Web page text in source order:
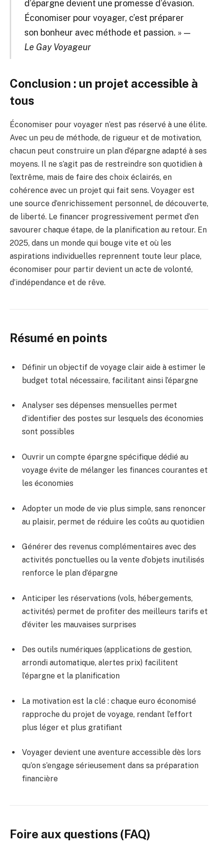
d’épargne devient une promesse d’évasion.
Économiser pour voyager, c’est préparer
son bonheur avec méthode et passion. » —
Le Gay Voyageur
Conclusion : un projet accessible à
tous
Économiser pour voyager n’est pas réservé à une élite.
Avec un peu de méthode, de rigueur et de motivation,
chacun peut construire un plan d’épargne adapté à ses
moyens. Il ne s’agit pas de restreindre son quotidien à
l’extrême, mais de faire des choix éclairés, en
cohérence avec un projet qui fait sens. Voyager est
une source d’enrichissement personnel, de découverte,
de liberté. Le financer progressivement permet d’en
savourer chaque étape, de la planification au retour. En
2025, dans un monde qui bouge vite et où les
aspirations individuelles reprennent toute leur place,
économiser pour partir devient un acte de volonté,
d’indépendance et de rêve.
Résumé en points
Définir un objectif de voyage clair aide à estimer le
budget total nécessaire, facilitant ainsi l’épargne
Analyser ses dépenses mensuelles permet
d’identifier des postes sur lesquels des économies
sont possibles
Ouvrir un compte épargne spécifique dédié au
voyage évite de mélanger les finances courantes et
les économies
Adopter un mode de vie plus simple, sans renoncer
au plaisir, permet de réduire les coûts au quotidien
Générer des revenus complémentaires avec des
activités ponctuelles ou la vente d’objets inutilisés
renforce le plan d’épargne
Anticiper les réservations (vols, hébergements,
activités) permet de profiter des meilleurs tarifs et
d’éviter les mauvaises surprises
Des outils numériques (applications de gestion,
arrondi automatique, alertes prix) facilitent
l’épargne et la planification
La motivation est la clé : chaque euro économisé
rapproche du projet de voyage, rendant l’effort
plus léger et plus gratifiant
Voyager devient une aventure accessible dès lors
qu’on s’engage sérieusement dans sa préparation
financière
Foire aux questions (FAQ)